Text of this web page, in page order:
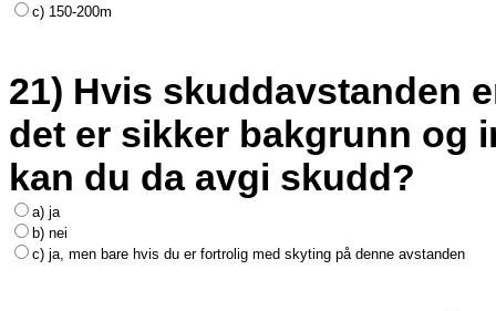
c) 150-200m
21) Hvis skuddavstanden
det er sikker bakgrunn og
kan du da avgi skudd?
a) ja
b) nei
c) ja, men bare hvis du er fortrolig med skyting på denne avstanden